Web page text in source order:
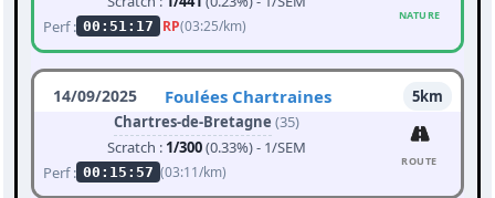
Perf : 00:51:17 RP(03:25/km)
NATURE
14/09/2025 Foulées Chartraines
5km
Chartres-de-Bretagne (35)
Scratch : 1/300(0.33%) - 1/SEM
Perf : 00:15:57 (03:11/km)
ROUTE